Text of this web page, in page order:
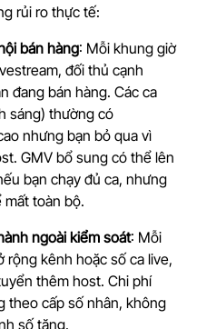
rủi ro thực tế:
bán hàng: Mỗi khung giờ
đối thủ cạnh
đang bán hàng. Các ca
sáng) thường có
nhưng bạn bỏ qua vì
GMV bổ sung có thể lên
bạn chạy đủ ca, nhưng
mất toàn bộ.
ngoài kiểm soát: Mỗi
rộng kênh hoặc số ca live,
thêm host. Chi phí
theo cấp số nhân, không
số tăng.